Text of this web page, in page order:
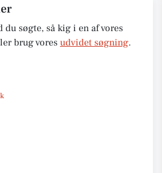
du søgte, så kig i en af vores
brug vores udvidet søgning.